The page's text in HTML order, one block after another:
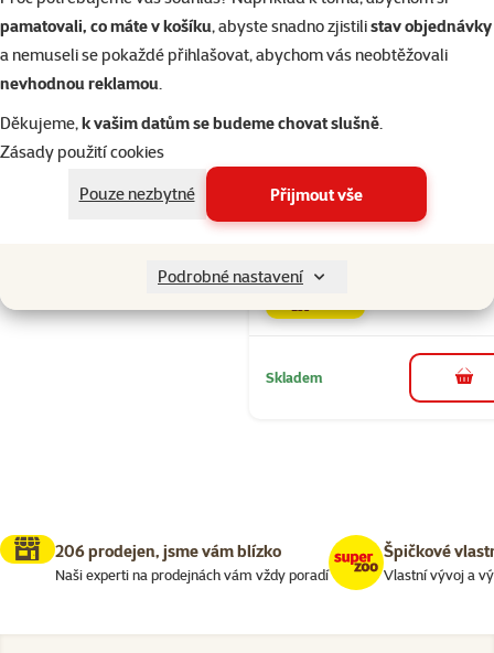
pamatovali, co máte v košíku, abyste snadno zjistilistav objednávky
a nemuseli se pokaždé přihlašovat, abychom vás neobtěžovali
nevhodnou reklamou.
Děkujeme,k vašim datům se budeme chovat slušně.
Zásady použití cookies
Pouze nezbytné
Přijmout vše
Podrobné nastavení
Rice 3kg
319 Kč
Skladem do
206 prodejen, jsme vám blízko
Naši experti na prodejnách vám vždy poradí
Špičkové
Vlastní vývoj a